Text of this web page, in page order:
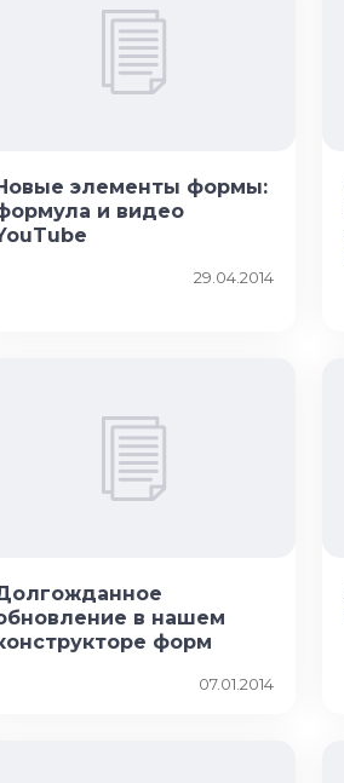
элементы формы:
и видео
29.04.2014
в нашем
форм
07.01.2014